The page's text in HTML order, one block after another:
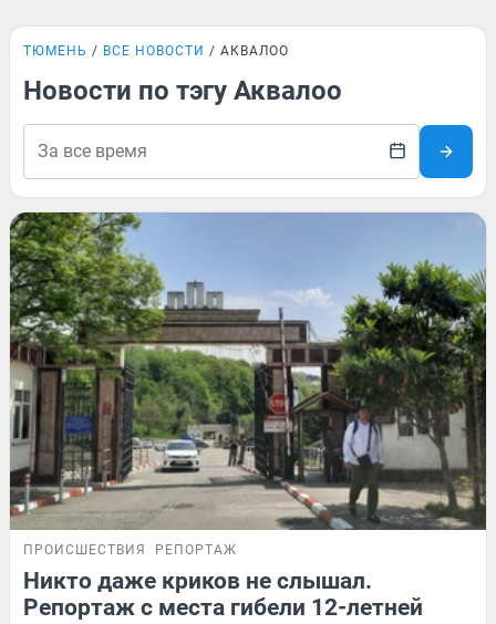
ТЮМЕНЬ ВСЕ НОВОСТИ АКВАЛОО
Новости по тэгу Аквалоо
ПРОИСШЕСТВИЯ РЕПОРТАЖ
Никто даже криков не слышал.
Репортаж с места гибели 12-летней